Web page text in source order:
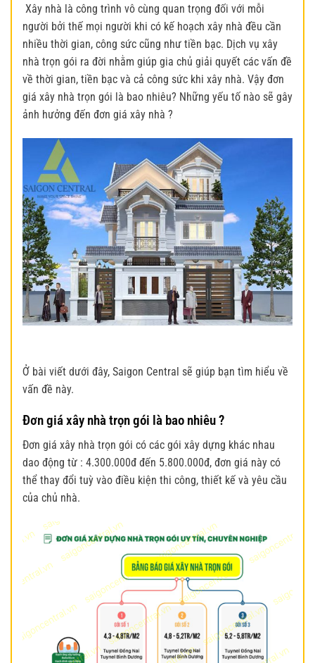
Xây nhà là công trình vô cùng quan trọng đối với mỗi
người bởi thế mọi người khi có kế hoạch xây nhà đều cần
nhiều thời gian, công sức cũng như tiền bạc. Dịch vụ xây
nhà trọn gói ra đời nhằm giúp gia chủ giải quyết các vấn đề
về thời gian, tiền bạc và cả công sức khi xây nhà. Vậy đơn
giá xây nhà trọn gói là bao nhiêu? Những yếu tố nào sẽ gây
ảnh hưởng đến đơn giá xây nhà ?
Ở bài viết dưới đây, Saigon Central sẽ giúp bạn tìm hiểu về
vấn đề này.
Đơn giá xây nhà trọn gói là bao nhiêu ?
Đơn giá xây nhà trọn gói có các gói xây dựng khác nhau
dao động từ : 4.300.000đ đến 5.800.000đ, đơn giá này có
thể thay đổi tuỳ vào điều kiện thi công, thiết kế và yêu cầu
của chủ nhà.